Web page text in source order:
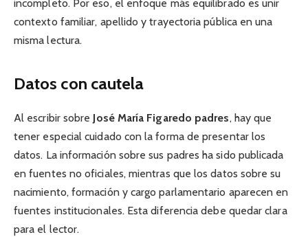
incompleto. Por eso, el enfoque más equilibrado es unir
contexto familiar, apellido y trayectoria pública en una
misma lectura.
Datos con cautela
Al escribir sobre José María Figaredo padres, hay que
tener especial cuidado con la forma de presentar los
datos. La información sobre sus padres ha sido publicada
en fuentes no oficiales, mientras que los datos sobre su
nacimiento, formación y cargo parlamentario aparecen en
fuentes institucionales. Esta diferencia debe quedar clara
para el lector.